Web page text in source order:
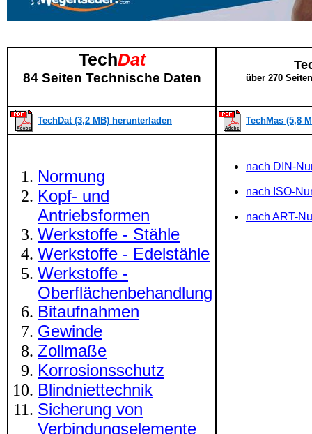
TechDat
84 Seiten Technische Daten über 270
TechDat (3,2 MB) herunterladen TechMas (5,8
Normung
Kopf- und
Antriebsformen
Werkstoffe - Stähle
Werkstoffe - Edelstähle
Werkstoffe -
Oberflächenbehandlung
Bitaufnahmen
Gewinde
Zollmaße
Korrosionsschutz
Blindniettechnik
Sicherung von
Verbindungselemente
nach DIN-
nach ISO-
nach ART-